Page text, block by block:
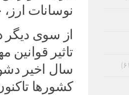
نوسانات
از سوی دیگر
تاثیر
سال اخیر
کشورها